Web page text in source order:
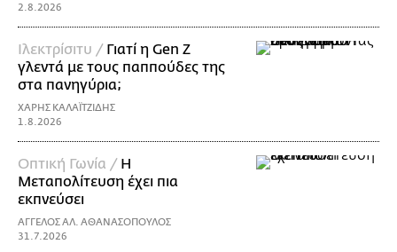
2.8.2026
Ιλεκτρίσιτυ / Γιατί η Gen Z
γλεντά με τους παππούδες της
στα πανηγύρια;
ΧΑΡΗΣ ΚΑΛΑΪΤΖΙΔΗΣ
1.8.2026
Οπτική Γωνία / Η
Μεταπολίτευση έχει πια
εκπνεύσει
ΑΓΓΕΛΟΣ ΑΛ. ΑΘΑΝΑΣΟΠΟΥΛΟΣ
31.7.2026